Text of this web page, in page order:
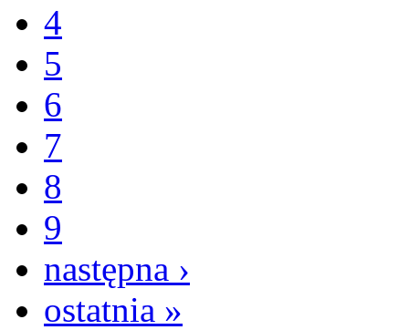
4
5
6
7
8
9
następna ›
ostatnia »